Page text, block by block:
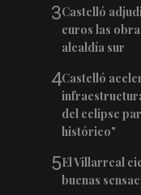
3Castelló
euros las
alcaldía sur
4Castelló
del eclipse
histórico"
5El Villarreal
buenas